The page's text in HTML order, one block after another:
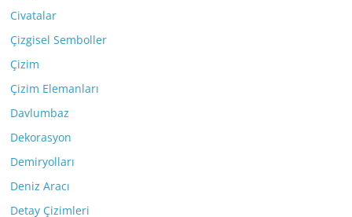
Civatalar
Çizgisel Semboller
Çizim
Çizim Elemanları
Davlumbaz
Dekorasyon
Demiryolları
Deniz Aracı
Detay Çizimleri